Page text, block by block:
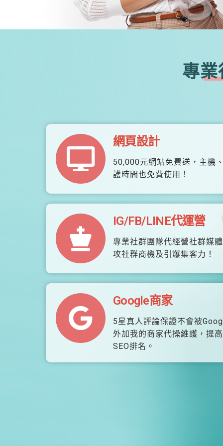
專業
網頁設計
50,000元網站免費送，主機
護時間也免費使用！
IG/FB/LINE代運營
專業社群團隊代經營社群媒
攻社群商機及引爆集客力！
Google商家
5星真人評論保證不會被
外加我的商家代操維護，提
SEO排名。